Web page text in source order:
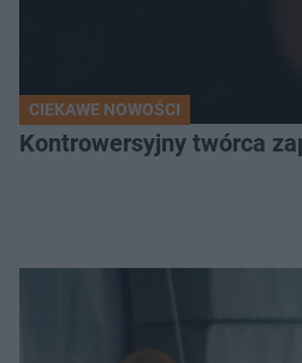
CIEKAWE NOWOŚCI
Kontrowersyjny twórca